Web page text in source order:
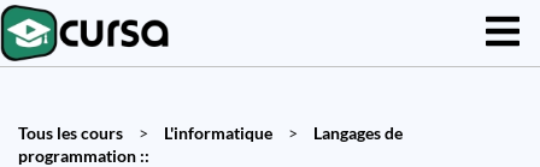
Tous les cours > L'informatique >
Langages de
programmation ::